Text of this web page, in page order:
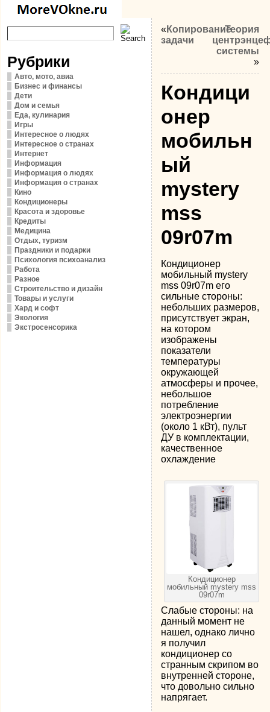
Рубрики
Авто, мото, авиа
Бизнес и финансы
Дети
Дом и семья
Еда, кулинария
Игры
Интересное о людях
Интересное о странах
Интернет
Информация
Информация о людях
Информация о странах
Кино
Кондиционеры
Красота и здоровье
Кредиты
Медицина
Отдых, туризм
Праздники и подарки
Психология психоанализ
Работа
Разное
Строительство и дизайн
Товары и услуги
Хард и софт
Экология
Экстросенсорика
«Копирование
задачи
Теория
системы
»
Кондици
онер
мобильн
ый
mystery
mss
09r07m
Кондиционер
мобильный mystery
mss 09r07m его
сильные стороны:
небольших размеров,
присутствует экран,
на котором
изображены
показатели
температуры
окружающей
атмосферы и прочее,
небольшое
потребление
электроэнергии
(около 1 кВт), пульт
ДУ в комплектации,
качественное
охлаждение
Кондиционер
мобильный mystery mss
09r07m
Слабые стороны: на
данный момент не
нашел, однако лично
я получил
кондиционер со
странным скрипом во
внутренней стороне,
что довольно сильно
напрягает.